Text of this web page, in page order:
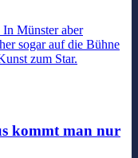
Münster aber
sogar auf die Bühne
zum Star.
kommt man nur